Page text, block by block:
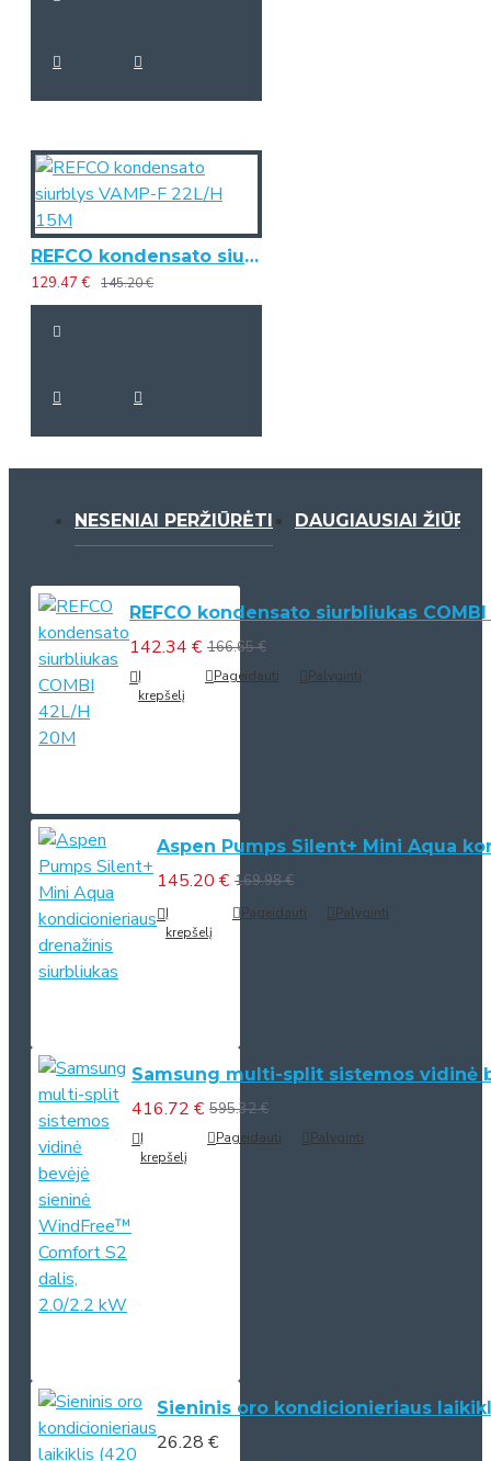
REFCO kondensato siurblys VAMP-F 22L/H 15M
129.47 € 145.20 €
NESENIAI PERŽIŪRĖTI DAUGIAUSIAI
REFCO kondensato siurbliukas
142.34 € 166.65 €
Į
krepšelį
Pageidauti Palyginti
Aspen Pumps Silent+ Mini Aqua
145.20 € 169.98 €
Į
krepšelį
Pageidauti Palyginti
Samsung multi-split sistemos vidinė
416.72 € 595.32 €
Į
krepšelį
Pageidauti Palyginti
Sieninis oro kondicionieriaus
26.28 €